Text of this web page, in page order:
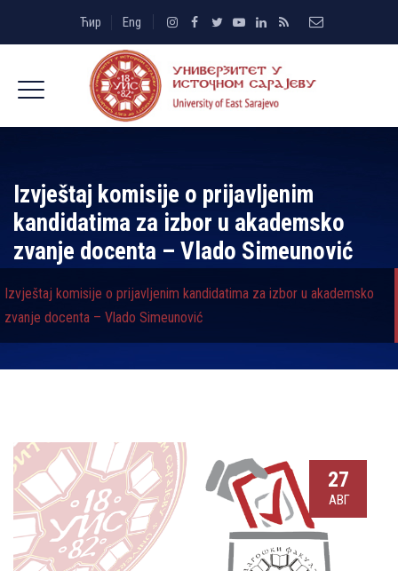
Ћир Eng
Izvještaj komisije o prijavljenim
kandidatima za izbor u akademsko
zvanje docenta – Vlado Simeunović
Izvještaj komisije o prijavljenim kandidatima za izbor u akademsko
zvanje docenta – Vlado Simeunović
27
АВГ